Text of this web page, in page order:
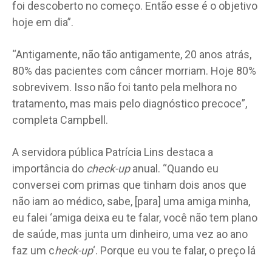
foi descoberto no começo. Então esse é o objetivo
hoje em dia”.
“Antigamente, não tão antigamente, 20 anos atrás,
80% das pacientes com câncer morriam. Hoje 80%
sobrevivem. Isso não foi tanto pela melhora no
tratamento, mas mais pelo diagnóstico precoce”,
completa Campbell.
A servidora pública Patrícia Lins destaca a
importância do check-upanual. “Quando eu
conversei com primas que tinham dois anos que
não iam ao médico, sabe, [para] uma amiga minha,
eu falei ‘amiga deixa eu te falar, você não tem plano
de saúde, mas junta um dinheiro, uma vez ao ano
faz um check-up‘. Porque eu vou te falar, o preço lá